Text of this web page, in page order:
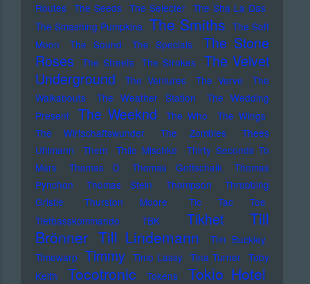
Routes The Seeds The Selecter The Sha La Das
The Smashing Pumpkins The Smiths The Soft
Moon
The Sound The Specials
The Stone
Roses
The Streets The Strokes
The Velvet
Underground
The Ventures The Verve
The
Walkabouts
The Weather Station
The Wedding
Present
The Weeknd The Who
The Wings
The Wirtschaftswunder
The Zombies
Thees
Uhlmann
Them Thilo Mischke
Thirty Seconds To
Mars
Thomas D Thomas Gottschalk
Thomas
Pynchon
Thomas Stein Thompson
Throbbing
Gristle
Thurston Moore
Tic Tac Toe
Tiefbasskommando TBK
Tikhet
Till
Brönner Till Lindemann
Tim Buckley
Timewarp Timmy Timo Lassy Tina Turner Toby
Keith
Tocotronic Tokens Tokio Hotel